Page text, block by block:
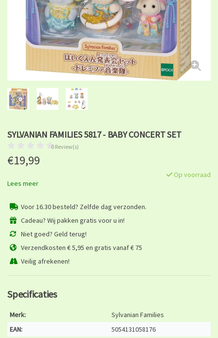
SYLVANIAN FAMILIES 5817 - BABY CONCERT SET
0 Review(s)
€19,99
Op voorraad
Lees meer
Voor 16.30 besteld? Zelfde dag verzonden.
Cadeau? Wij pakken gratis voor u in!
Niet goed? Geld terug!
Verzendkosten € 5,95 en gratis vanaf € 75
Veilig afrekenen!
Specificaties
Merk:
Sylvanian Families
EAN:
5054131058176